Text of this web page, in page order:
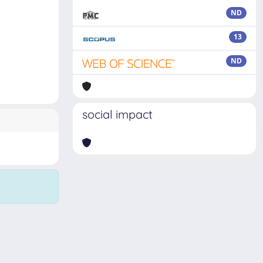
ND
13
ND
social impact